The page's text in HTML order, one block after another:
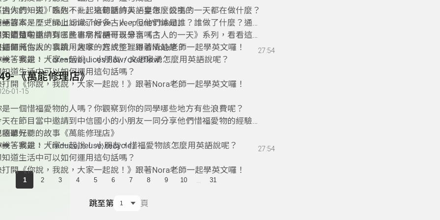
過你們知道「臨危不亂」這句話的英語要怎麼說嗎？
答案是：「hold one’s nerve、keep one’s head」
知道這句話中有哪些單字片語可以學習嗎？
打開《你說，我說，大家一起說！》跟著Nora老師一起學英文囉！
古人的一天》系列，一起來聽聽詩人、皇帝、公主的一天都在做什麼？
語課本、歷史課上認識了好多古人，但他們誰是誰？誰做了什麼？通通
不清楚啦！
天節目中邀請到三民書局榴槤哥哥分享《古人的一天》系列，看看這套
如何將古人的事蹟用趣味的方式整理得清清楚楚？
語單元：
說，我說，大家一起說！ 小朋友，文思泉湧怎麼用英語說呢？
答案是：「creative juices flow/overflow
知道生活中可以如何運用這句話嗎？
打開《你說，我說，大家一起說！》跟著Nora老師一起學英文囉！
27:54
《萬能修理店》
01-15
是一個惜福愛物的人嗎？你觀察到你的同學哪些地方有些浪費呢？
天在節目當中邀請到中信國小的小朋友一同分享他們惜福愛物的經驗，
聽好聽的故事《萬能修理店》
語單元：
說，我說，大家一起說！ 小朋友，惜福愛物該怎麼用英語說呢？
答案是：「reduce, reuse, recycle」
知道生活中可以如何運用這句話嗎？
打開《你說，我說，大家一起說！》跟著Nora老師一起學英文囉！
27:54
1 2 3 4 5 6 7 8 9 10 31
跳至第 頁